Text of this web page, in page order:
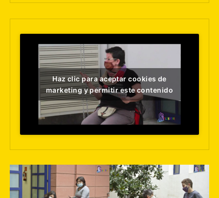
Haz clic para aceptar cookies de
marketing y permitir este contenido